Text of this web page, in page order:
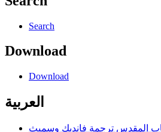
Search
Download
Download
العربية